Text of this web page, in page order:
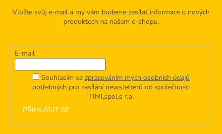
Vložte svůj e-mail a my vám budeme zasílat informace o nových
produktech na našem e-shopu.
E-mail
Souhlasím se zpracováním mých osobních údajů
potřebných pro zasílání newsletterů od společnosti
TIMI,spol.s r.o.
PŘIHLÁSIT SE